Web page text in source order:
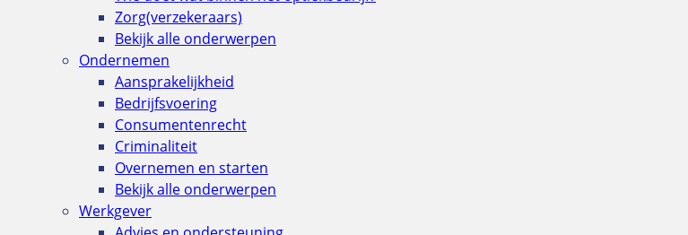
Zorg(verzekeraars)
Bekijk alle onderwerpen
Ondernemen
Aansprakelijkheid
Bedrijfsvoering
Consumentenrecht
Criminaliteit
Overnemen en starten
Bekijk alle onderwerpen
Werkgever